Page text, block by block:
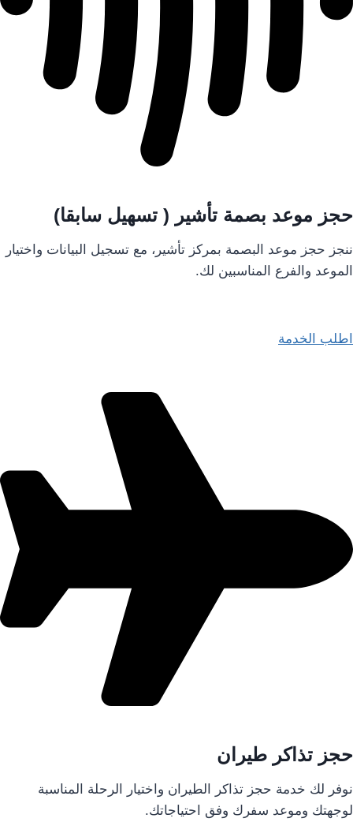
حجز موعد بصمة تأشير ( تسهيل سابقا)
ننجز حجز موعد البصمة بمركز تأشير، مع تسجيل البيانات واختيار
الموعد والفرع المناسبين لك.
اطلب الخدمة
حجز تذاكر طيران
نوفر لك خدمة حجز تذاكر الطيران واختيار الرحلة المناسبة
لوجهتك وموعد سفرك وفق احتياجاتك.